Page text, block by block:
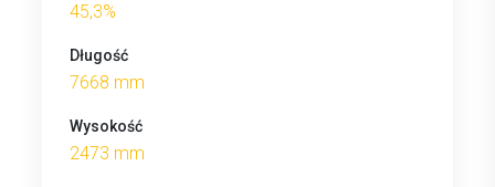
45,3%
Długość
7668 mm
Wysokość
2473 mm